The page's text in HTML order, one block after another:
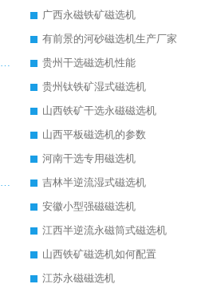
广西永磁铁矿磁选机
有前景的河砂磁选机生产厂家
什么牌子的河砂磁选机选矿效果好
贵州干选磁选机性能
贵州钛铁矿湿式磁选机
山西铁矿干选永磁磁选机
山西平板磁选机的参数
河南干选专用磁选机
贵州矿山用干选磁选机怎样调磁
吉林半逆流湿式磁选机
安徽小型强磁磁选机
江西半逆流永磁筒式磁选机
山西铁矿磁选机如何配置
江苏永磁磁选机